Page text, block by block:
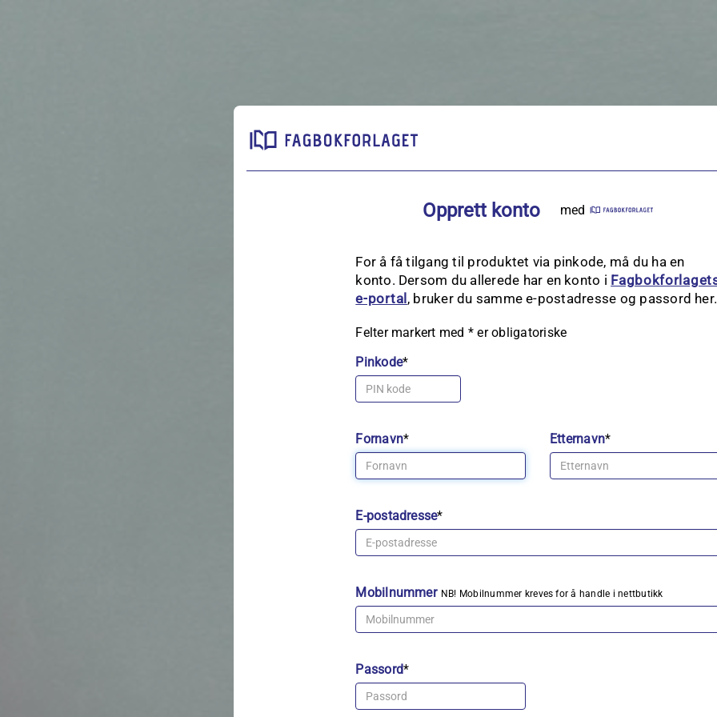
Opprett konto med
For å få tilgang til produktet via pinkode, må du ha en
konto. Dersom du allerede har en konto i
e‑portal, bruker du samme e-postadresse og passord her.
Felter markert med * er obligatoriske
Pinkode*
Fornavn* Etternavn*
E-postadresse*
Mobilnummer NB! Mobilnummer kreves for å handle i nettbutikk
Passord*